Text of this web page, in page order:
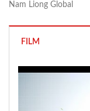
Nam Liong Global
FILM